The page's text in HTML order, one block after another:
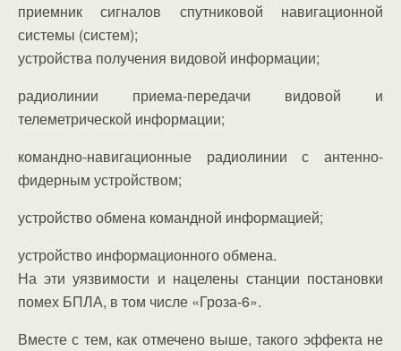
приемник сигналов спутниковой навигационной
системы (систем);
устройства получения видовой информации;
радиолинии приема-передачи видовой и
телеметрической информации;
командно-навигационные радиолинии с антенно-
фидерным устройством;
устройство обмена командной информацией;
устройство информационного обмена.
На эти уязвимости и нацелены станции постановки
помех БПЛА, в том числе «Гроза-6».
Вместе с тем, как отмечено выше, такого эффекта не